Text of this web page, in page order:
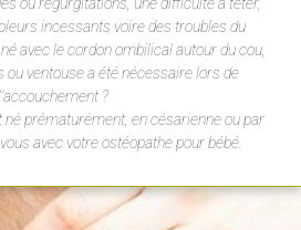
ou régurgitations, une difficulté à téter,
incessants voire des troubles du
avec le cordon ombilical autour du cou,
ou ventouse a été nécessaire lors de
?
né prématurément, en césarienne ou par
avec votre ostéopathe pour bébé.